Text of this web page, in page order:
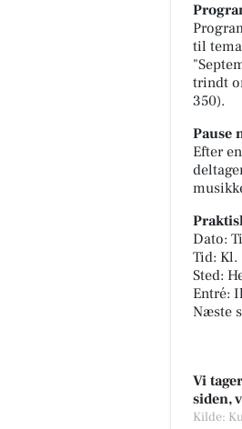
til
trindt
350).
Pause
Efter
Dato:
Tid: Kl.
Sted:
Entré:
Næste
Vi
siden,
Kilde: